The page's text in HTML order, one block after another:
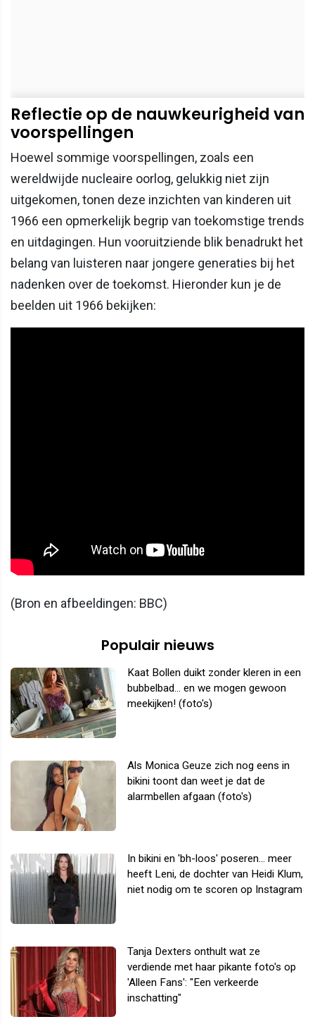
Reflectie op de nauwkeurigheid van
voorspellingen
Hoewel sommige voorspellingen, zoals een
wereldwijde nucleaire oorlog, gelukkig niet zijn
uitgekomen, tonen deze inzichten van kinderen uit
1966 een opmerkelijk begrip van toekomstige trends
en uitdagingen. Hun vooruitziende blik benadrukt het
belang van luisteren naar jongere generaties bij het
nadenken over de toekomst. Hieronder kun je de
beelden uit 1966 bekijken:
(Bron en afbeeldingen: BBC)
Populair nieuws
Kaat Bollen duikt zonder kleren in een
bubbelbad... en we mogen gewoon
meekijken! (foto's)
Als Monica Geuze zich nog eens in
bikini toont dan weet je dat de
alarmbellen afgaan (foto's)
In bikini en 'bh-loos' poseren... meer
heeft Leni, de dochter van Heidi Klum,
niet nodig om te scoren op Instagram
Tanja Dexters onthult wat ze
verdiende met haar pikante foto's op
'Alleen Fans': "Een verkeerde
inschatting"